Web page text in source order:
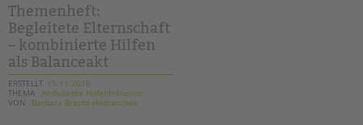
der
ambulanten
einzelfallhilfe
–
ein
bericht
Themenheft:
Begleitete Elternschaft
– kombinierte Hilfen
als Balanceakt
ERSTELLT 15.11.2018
THEMA Ambulante HilfenInklusion
VON
Barbara Brecht-Hadraschek